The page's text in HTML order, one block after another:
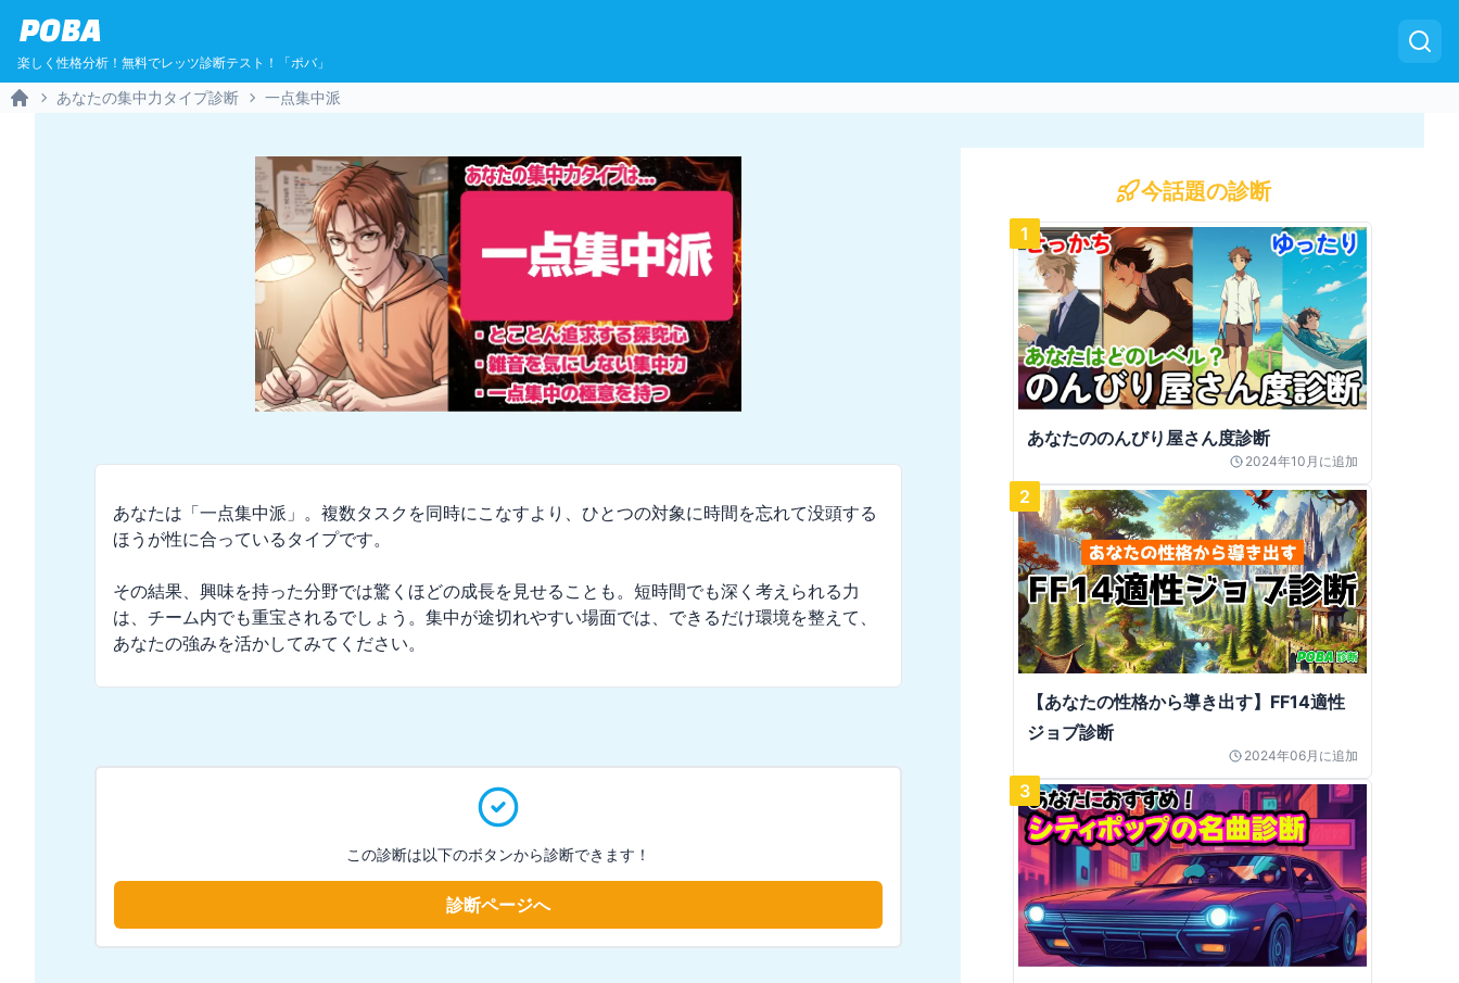
POBA
楽しく性格分析！無料でレッツ診断テスト！「ポバ」
あなたの集中力タイプ診断 一点集中派
あなたは「一点集中派」。複数タスクを同時にこなすより、ひとつの対象に時間を忘れて没頭する
ほうが性に合っているタイプです。
その結果、興味を持った分野では驚くほどの成長を見せることも。短時間でも深く考えられる力
は、チーム内でも重宝されるでしょう。集中が途切れやすい場面では、できるだけ環境を整えて、
あなたの強みを活かしてみてください。
この診断は以下のボタンから診断できます！
診断ページへ
今話題の診断
1
あなたののんびり屋さん度診断
2024年10月 に追加
2
【あなたの性格から導き出す】FF14適性
ジョブ診断
2024年06月 に追加
3